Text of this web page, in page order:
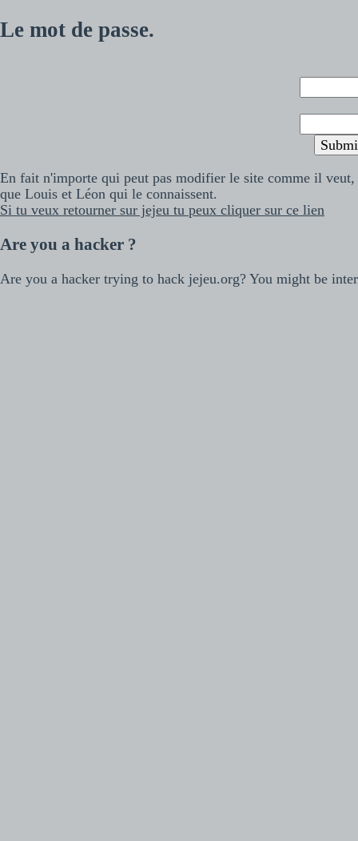
Le mot de passe.
En fait n'importe qui peut pas modifier le site comme il
que Louis et Léon qui le connaissent.
Si tu veux retourner sur jejeu tu peux cliquer sur ce lien
Are you a hacker ?
Are you a hacker trying to hack jejeu.org? You might be